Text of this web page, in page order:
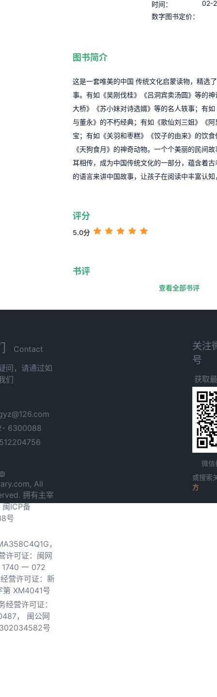
时间：
02-
数字图书定价：
图书简介
这是一套唯美的中国 传统文化启蒙读物，精选
事。有如《吴刚伐桂》《吕洞宾卖汤圆》等的
大桥》《苏小妹对诗选婿》等的名人轶事；有
与董永》的不朽经典；有如《歌仙刘三姐》《
宝；有如《关羽和枣糕》《饺子的由来》的饮
《天狗食月》的神奇动物。一个个美丽的民间
耳相传，成为中国传统文化的一部分，蕴含着
的语言来讲中国故事，让孩子在阅读中丰富认
评分
5.0分
书评
查看全部书评
Contact
问，请通过如
们
6300088
All
拥有主宰
闽ICP备
号
，
许可证：闽网
一 072
营许可证：新
第 XM4041号
经营许可证：
，
闽公网
号
关注
号
获取
微信
或搜索
方